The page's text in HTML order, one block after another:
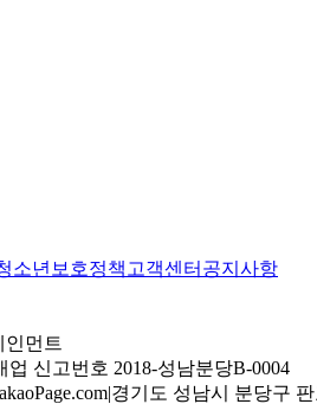
소년보호정책 고객센터 공지사항
인먼트
업 신고번호 2018-성남분당B-0004
|경기도 성남시 분당구